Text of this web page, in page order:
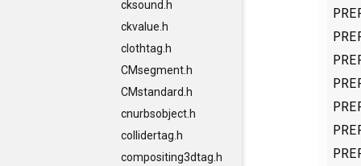
cksound.h
ckvalue.h
clothtag.h
CMsegment.h
CMstandard.h
cnurbsobject.h
collidertag.h
compositing3dtag.h